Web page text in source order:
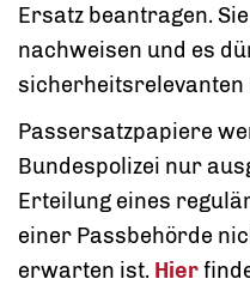
Ersatz beantragen.
nachweisen und es
sicherheitsrelevanten
Passersatzpapiere
Bundespolizei nur
Erteilung eines
einer Passbehörde
erwarten ist. Hier